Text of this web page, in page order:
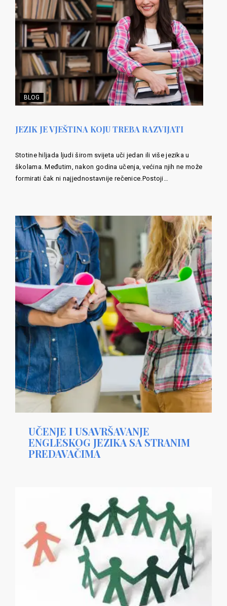
BLOG
JEZIK JE VJEŠTINA KOJU TREBA RAZVIJATI
Stotine hiljada ljudi širom svijeta uči jedan ili više jezika u
školama. Međutim, nakon godina učenja, većina njih ne može
formirati čak ni najjednostavnije rečenice.Postoji…
UČENJE I USAVRŠAVANJE
ENGLESKOG JEZIKA SA STRANIM
PREDAVAČIMA